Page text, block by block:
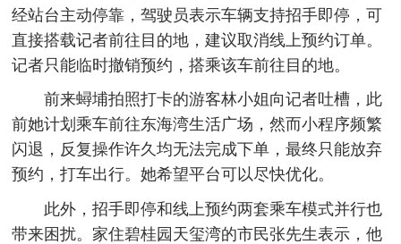
经站台主动停靠，驾驶员表示车辆支持招手即停，可
直接搭载记者前往目的地，建议取消线上预约订单。
记者只能临时撤销预约，搭乘该车前往目的地。
前来蟳埔拍照打卡的游客林小姐向记者吐槽，此
前她计划乘车前往东海湾生活广场，然而小程序频繁
闪退，反复操作许久均无法完成下单，最终只能放弃
预约，打车出行。她希望平台可以尽快优化。
此外，招手即停和线上预约两套乘车模式并行也
带来困扰。家住碧桂园天玺湾的市民张先生表示，他